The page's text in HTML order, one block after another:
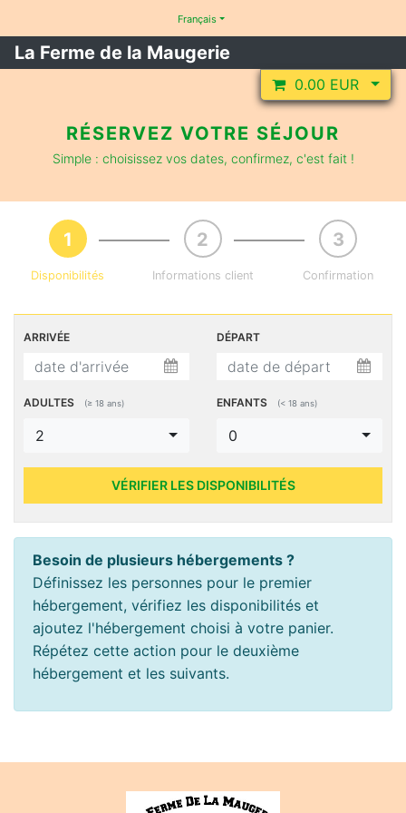
Français
La Ferme de la Maugerie
0.00 EUR
RÉSERVEZ VOTRE SÉJOUR
Simple : choisissez vos dates, confirmez, c'est fait !
Disponibilités Informations client Confirmation
ARRIVÉE DÉPART
ADULTES (≥ 18 ans)
2
ENFANTS (< 18 ans)
0
VÉRIFIER LES DISPONIBILITÉS
Besoin de plusieurs hébergements ?
Définissez les personnes pour le premier
hébergement, vérifiez les disponibilités et
ajoutez l'hébergement choisi à votre panier.
Répétez cette action pour le deuxième
hébergement et les suivants.